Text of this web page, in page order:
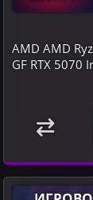
AMD AMD
GF RTX 5070